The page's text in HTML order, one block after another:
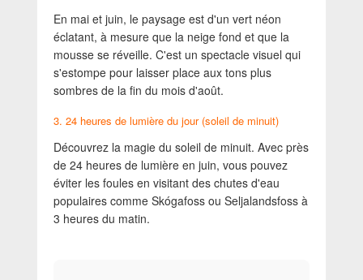
En mai et juin, le paysage est d'un vert néon
éclatant, à mesure que la neige fond et que la
mousse se réveille. C'est un spectacle visuel qui
s'estompe pour laisser place aux tons plus
sombres de la fin du mois d'août.
3. 24 heures de lumière du jour (soleil de minuit)
Découvrez la magie du soleil de minuit. Avec près
de 24 heures de lumière en juin, vous pouvez
éviter les foules en visitant des chutes d'eau
populaires comme Skógafoss ou Seljalandsfoss à
3 heures du matin.